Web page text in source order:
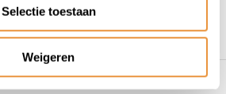
Selectie toestaan
Weigeren
Snelle levering Niet goed = geld